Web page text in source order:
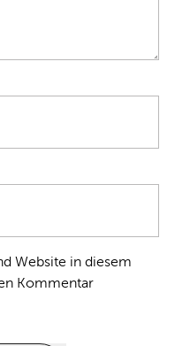
Website in diesem
Kommentar